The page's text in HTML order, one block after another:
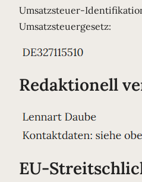
Umsatzsteuer-
Umsatzsteuergesetz:
Redaktionell
EU-